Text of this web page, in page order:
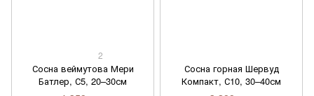
2
Сосна веймутова Мери
Батлер, С5, 20–30см
Сосна горная Шервуд
Компакт, С10, 30–40см